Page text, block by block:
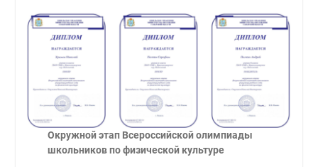
Окружной этап Всероссийской олимпиады
школьников по физической культуре